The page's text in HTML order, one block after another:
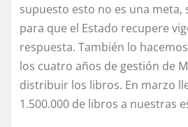
supuesto esto no es una
para que el Estado recupere
respuesta. También lo
los cuatro años de gestión de
distribuir los libros. En marzo
1.500.000 de libros a nuestras